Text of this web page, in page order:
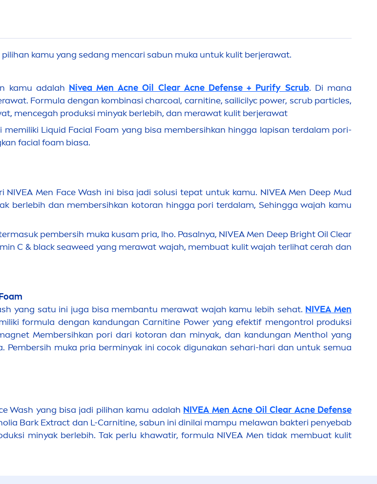
pilihan kamu yang sedang mencari sabun muka untuk kulit berjerawat.
kamu adalah Nivea Men Acne Oil Clear Acne Defense + Purify Scrub. Di mana
Formula dengan kombinasi charcoal, carnitine, sailicilyc power, scrub particles,
mencegah produksi minyak berlebih, dan merawat kulit berjerawat
memiliki Liquid Facial Foam yang bisa membersihkan hingga lapisan terdalam pori-
facial foam biasa.
NIVEA Men Face Wash ini bisa jadi solusi tepat untuk kamu. NIVEA Men Deep Mud
berlebih dan membersihkan kotoran hingga pori terdalam, Sehingga wajah kamu
pembersih muka kusam pria, lho. Pasalnya, NIVEA Men DeepBright Oil Clear
C & blackseaweed yang merawat wajah, membuat kulit wajah terlihat cerah dan
yang satu ini juga bisa membantu merawat wajah kamu lebih sehat. NIVEA Men
formula dengan kandungan Carnitine Power yang efektif mengontrol produksi
Membersihkan pori dari kotoran dan minyak, dan kandunganMenthol yang
Pembersih muka pria berminyak ini cocok digunakan sehari-hari dan untuk semua
Wash yang bisa jadi pilihan kamu adalah NIVEA Men Acne Oil Clear Acne Defense
Bark Extract dan L-Carnitine, sabun ini dinilai mampu melawan bakteri penyebab
minyak berlebih. Tak perlu khawatir, formula NIVEA Men tidak membuat kulit